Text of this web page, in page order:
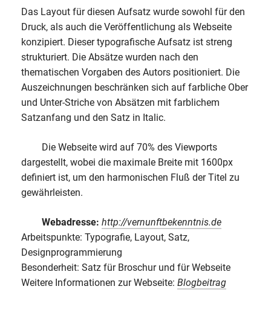
Das Layout für diesen Aufsatz wurde sowohl für den
Druck, als auch die Veröffentlichung als Webseite
konzipiert. Dieser typografische Aufsatz ist streng
strukturiert. Die Absätze wurden nach den
thematischen Vorgaben des Autors positioniert. Die
Auszeichnungen beschränken sich auf farbliche Ober
und Unter-Striche von Absätzen mit farblichem
Satzanfang und den Satz in Italic.
Die Webseite wird auf 70% des Viewports
dargestellt, wobei die maximale Breite mit 1600px
definiert ist, um den harmonischen Fluß der Titel zu
gewährleisten.
Webadresse: http://vernunftbekenntnis.de
Arbeitspunkte: Typografie, Layout, Satz,
Designprogrammierung
Besonderheit: Satz für Broschur und für Webseite
Weitere Informationen zur Webseite:Blogbeitrag